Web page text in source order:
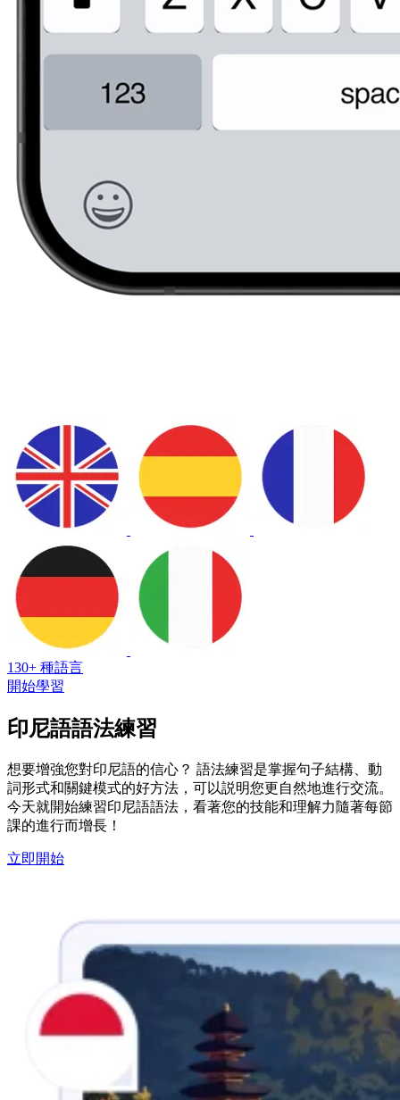
130+ 種語言
開始學習
印尼語語法練習
想要增強您對印尼語的信心？ 語法練習是掌握句子結構、動
詞形式和關鍵模式的好方法，可以説明您更自然地進行交流。
今天就開始練習印尼語語法，看著您的技能和理解力隨著每節
課的進行而增長！
立即開始